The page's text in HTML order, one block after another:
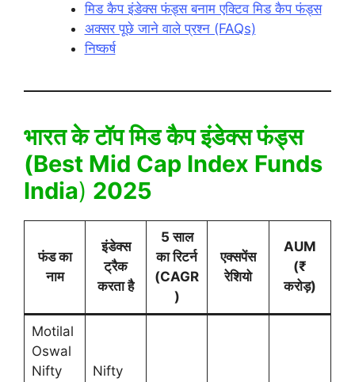
मिड कैप इंडेक्स फंड्स बनाम एक्टिव मिड कैप फंड्स
अक्सर पूछे जाने वाले प्रश्न (FAQs)
निष्कर्ष
भारत के टॉप मिड कैप इंडेक्स फंड्स
(Best Mid Cap Index Funds
India) 2025
फंड का
नाम
इंडेक्स
ट्रैक
करता है
5 साल
का रिटर्न
(CAGR
)
एक्सपेंस
रेशियो
AUM
(₹
करोड़)
Motilal
Oswal
Nifty
Nifty